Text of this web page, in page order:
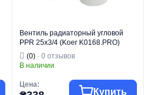
Вентиль радиаторный угловой
PPR 25x3/4 (Koer K0168.PRO)
(KP0217)
(0)· 0 отзывов
В наличии
Цена:
Купить